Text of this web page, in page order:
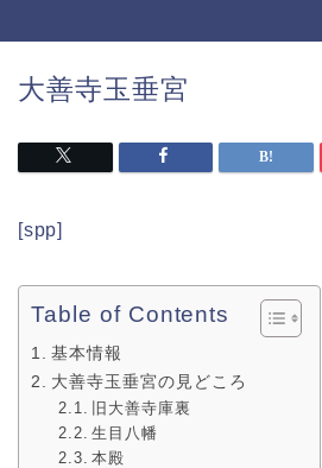
大善寺玉垂宮
[spp]
Table of Contents
基本情報
大善寺玉垂宮の見どころ
旧大善寺庫裏
生目八幡
本殿